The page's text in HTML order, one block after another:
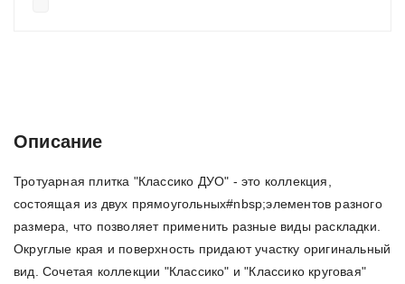
Описание
Тротуарная плитка "Классико ДУО" - это коллекция,
состоящая из двух прямоугольных#nbsp;элементов разного
размера, что позволяет применить разные виды раскладки.
Округлые края и поверхность придают участку оригинальный
вид. Сочетая коллекции "Классико" и "Классико круговая"